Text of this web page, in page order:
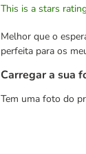
This is a stars
Melhor que o
perfeita para os
Carregar a sua
Tem uma foto do